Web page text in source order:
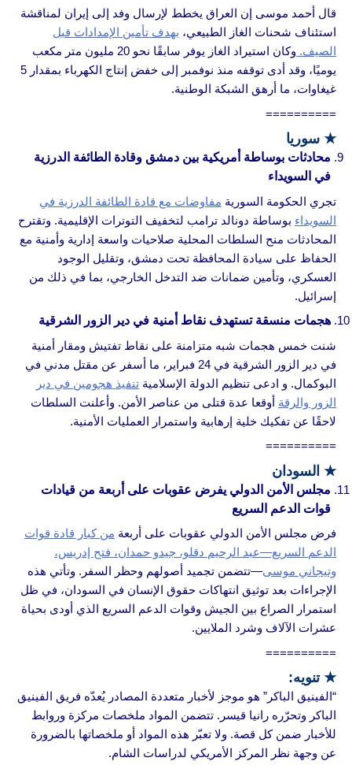
قال أحمد موسى إن العراق يخطط لإرسال وفد إلى إيران لمناقشة
استئناف شحنات الغاز الطبيعي، بهدف تأمين الإمدادات قبل
الصيف.
وكان استيراد الغاز يوفر سابقًا نحو 20 مليون متر مكعب
يوميًا، وقد أدى توقفه منذ نوفمبر إلى خفض إنتاج الكهرباء بمقدار 5
غيغاوات، ما أرهق الشبكة الوطنية.
==========
★ سوريا
محادثات بوساطة أمريكية بين دمشق وقادة الطائفة الدرزية
في السويداء
تجري الحكومة السورية مفاوضات مع قادة الطائفة الدرزية في
السويداء بوساطة دونالد ترامب لتخفيف التوترات الإقليمية. وتقترح
المحادثات منح السلطات المحلية صلاحيات واسعة إدارية وأمنية مع
الحفاظ على سيادة المحافظة تحت دمشق، وتقليل الوجود
العسكري، وتأمين ضمانات ضد التدخل الخارجي، بما في ذلك من
إسرائيل.
هجمات منسقة تستهدف نقاط أمنية في دير الزور الشرقية
شنت خمس هجمات شبه متزامنة على نقاط تفتيش ومقار أمنية
في دير الزور الشرقية في 24 فبراير، ما أسفر عن مقتل مدني في
البوكمال. و ادعى تنظيم الدولة الإسلامية تنفيذ هجومين في دير
الزور والرقة أوقعا عدة قتلى من عناصر الأمن. وأعلنت السلطات
لاحقًا عن تفكيك خلية إرهابية واستمرار العمليات الأمنية.
==========
★ السودان
مجلس الأمن الدولي يفرض عقوبات على أربعة من قيادات
قوات الدعم السريع
فرض مجلس الأمن الدولي عقوبات على أربعة من كبار قادة قوات
الدعم السريع—عبد الرحيم دقلو، جيدو حمدان، فتح إدريس،
وتيجاني موسى—تتضمن تجميد أصولهم وحظر السفر. وتأتي هذه
الإجراءات بعد توثيق انتهاكات حقوق الإنسان في السودان، في ظل
استمرار الصراع بين الجيش وقوات الدعم السريع الذي أودى بحياة
عشرات الآلاف وشرد الملايين.
==========
★ تنويه:
“الفينيق الباكر” هو موجز لأخبار متعددة المصادر يُعدّه فريق الفينيق
الباكر وتحرّره رانيا قيسر. تتضمن المواد ملخصات مركزة وروابط
للأخبار ضمن كل قصة. ولا تعبّر هذه المواد أو ملخصاتها بالضرورة
عن وجهة نظر المركز الأمريكي لدراسات الشام.